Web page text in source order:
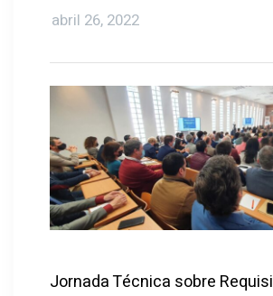
abril 26, 2022
Jornada Técnica sobre